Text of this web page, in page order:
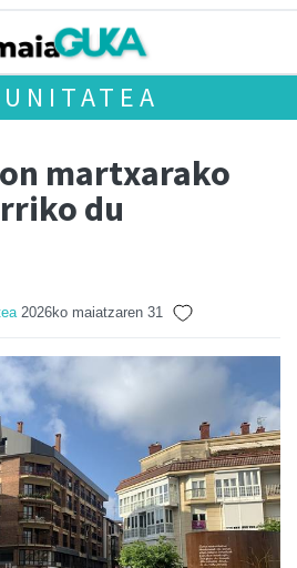
martxarako
du
2026ko maiatzaren 31